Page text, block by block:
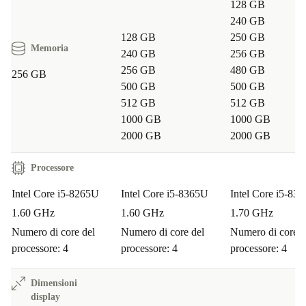
Assolutamente. Il display nitido e la leggerezza
facilitano la mobilità tra aule e casa, mentre la
connettività garantisce accesso rapido a tutte le
piattaforme di e-learning.
Il display FullHD e l’audio chiaro offrono un’esperienza
visiva e sonora coinvolgente, ideale per rilassarsi dopo
una giornata impegnativa.
Sicurezza e zero pensieri
include: -Garanzia minima di 12 mesi
assicurata su ogni acquisto. -
Memoria
256 GB
128 GB
240 GB
256 GB
500 GB
512 GB
1000 GB
2000 GB
128 GB
240 GB
250 GB
256 GB
480 GB
500 GB
512 GB
1000 GB
2000 GB
Processore
Intel Core i5-8265U
1.60 GHz
Numero di core del
processore: 4
Intel Core i5-8365U
1.60 GHz
Numero di core del
processore: 4
Intel Core i5-
1.70 GHz
Numero di core
processore: 4
Dimensioni
display